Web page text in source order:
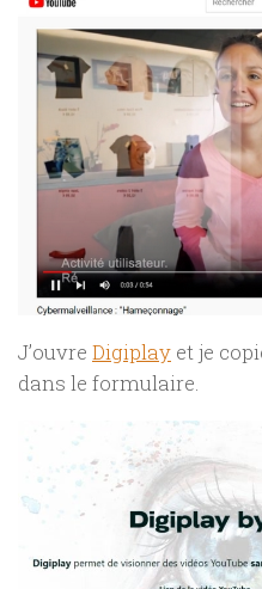
J’ouvre Digiplay et je
dans le formulaire.